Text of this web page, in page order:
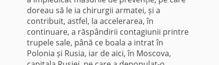
doreau să le ia chirurgii armatei, și a
contribuit, astfel, la accelerarea, în
continuare, a răspândirii contagiunii printre
trupele sale, până ce boala a intrat în
Polonia și Rusia, iar de aici, în Moscova,